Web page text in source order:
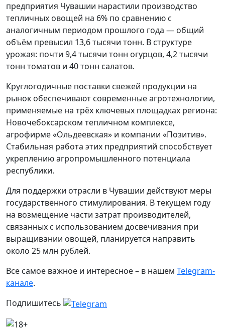
предприятия Чувашии нарастили производство
тепличных овощей на 6% по сравнению с
аналогичным периодом прошлого года — общий
объём превысил 13,6 тысячи тонн. В структуре
урожая: почти 9,4 тысячи тонн огурцов, 4,2 тысячи
тонн томатов и 40 тонн салатов.
Круглогодичные поставки свежей продукции на
рынок обеспечивают современные агротехнологии,
применяемые на трёх ключевых площадках региона:
Новочебоксарском тепличном комплексе,
агрофирме «Ольдеевская» и компании «Позитив».
Стабильная работа этих предприятий способствует
укреплению агропромышленного потенциала
республики.
Для поддержки отрасли в Чувашии действуют меры
государственного стимулирования. В текущем году
на возмещение части затрат производителей,
связанных с использованием досвечивания при
выращивании овощей, планируется направить
около 25 млн рублей.
Все самое важное и интересное – в нашем Telegram-
канале.
Подпишитесь